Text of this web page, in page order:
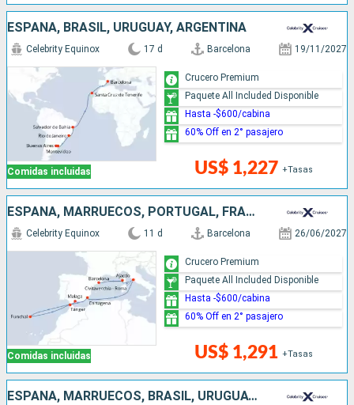
ESPAÑA, BRASIL, URUGUAY, ARGENTINA
Comidas incluidas
Celebrity Equinox 17 d Barcelona 19/11/2027
US$ 1,227 +Tasas
Crucero Premium
Paquete All Included Disponible
Hasta -$600/cabina
60% Off en 2° pasajero
ESPAÑA, MARRUECOS, PORTUGAL, FRANCIA, ITALIA
Comidas incluidas
Celebrity Equinox 11 d Barcelona 26/06/2027
US$ 1,291 +Tasas
Crucero Premium
Paquete All Included Disponible
Hasta -$600/cabina
60% Off en 2° pasajero
ESPAÑA, MARRUECOS, BRASIL, URUGUAY, ARGENTINA